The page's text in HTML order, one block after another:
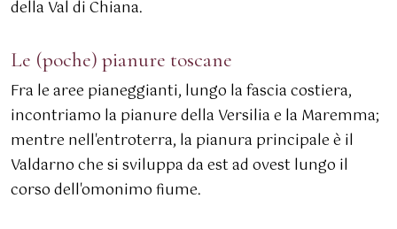
della Val di Chiana.
Le (poche) pianure toscane
Fra le aree pianeggianti, lungo la fascia costiera,
incontriamo la pianure della Versilia e la Maremma;
mentre nell'entroterra, la pianura principale è il
Valdarno che si sviluppa da est ad ovest lungo il
corso dell'omonimo fiume.